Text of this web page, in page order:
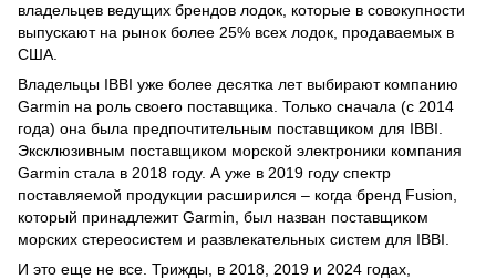
владельцев ведущих брендов лодок, которые в совокупности
выпускают на рынок более 25% всех лодок, продаваемых в
США.
Владельцы IBBI уже более десятка лет выбирают компанию
Garmin на роль своего поставщика. Только сначала (с 2014
года) она была предпочтительным поставщиком для IBBI.
Эксклюзивным поставщиком морской электроники компания
Garmin стала в 2018 году. А уже в 2019 году спектр
поставляемой продукции расширился – когда бренд Fusion,
который принадлежит Garmin, был назван поставщиком
морских стереосистем и развлекательных систем для IBBI.
И это еще не все. Трижды, в 2018, 2019 и 2024 годах,